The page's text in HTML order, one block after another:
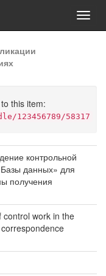
this item:
123456789/58317
контрольной
данных» для
получения
control work in the